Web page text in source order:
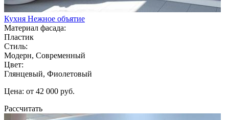
Кухня Нежное объятие
Материал фасада:
Пластик
Стиль:
Модерн, Современный
Цвет:
Глянцевый, Фиолетовый
Цена: от 42 000 руб.
Рассчитать